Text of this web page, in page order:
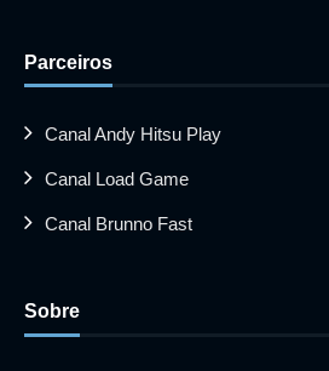
Parceiros
Canal Andy Hitsu Play
Canal Load Game
Canal Brunno Fast
Sobre